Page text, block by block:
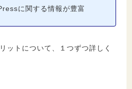
に関する情報が豊富
ットについて、１つずつ詳しく